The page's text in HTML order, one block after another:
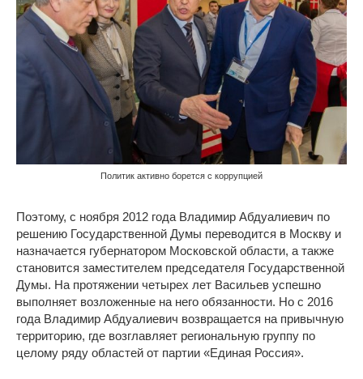
Политик активно борется с коррупцией
Поэтому, с ноября 2012 года Владимир Абдуалиевич по
решению Государственной Думы переводится в Москву и
назначается губернатором Московской области, а также
становится заместителем председателя Государственной
Думы. На протяжении четырех лет Васильев успешно
выполняет возложенные на него обязанности. Но с 2016
года Владимир Абдуалиевич возвращается на привычную
территорию, где возглавляет региональную группу по
целому ряду областей от партии «Единая Россия».